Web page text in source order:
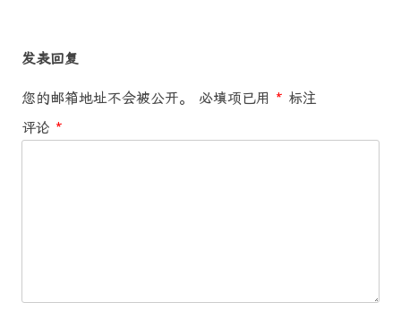
航
发表回复
您的邮箱地址不会被公开。 必填项已用 * 标注
评论 *